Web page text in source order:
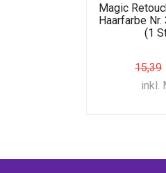
Magic
Haarfarbe
(1
15,39
inkl.